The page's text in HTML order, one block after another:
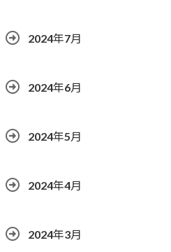
2024年7月
2024年6月
2024年5月
2024年4月
2024年3月